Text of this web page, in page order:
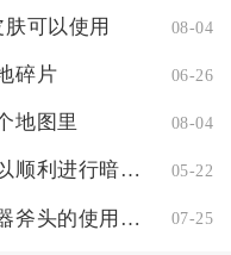
可以使用 08-04
碎片 06-26
地图里 08-04
完成白狼游荡者任务是否可以顺利进行暗区突围 05-22
鬼泣巅峰之战如何掌握新武器斧头的使用技巧 07-25